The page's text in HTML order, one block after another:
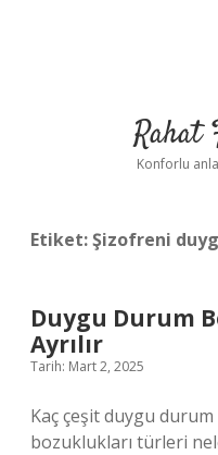
Rahat
Konforlu
Etiket:Şizofreni
Duygu Durum
Ayrılır
Tarih: Mart 2, 2025
Kaç çeşit duygu
bozuklukları türleri